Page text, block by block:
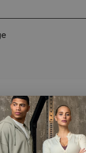
STYLE WITH